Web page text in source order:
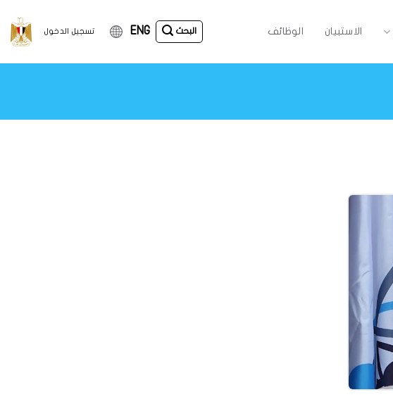
الاستبيان الوظائف البحث ENG تسجيل الدخول